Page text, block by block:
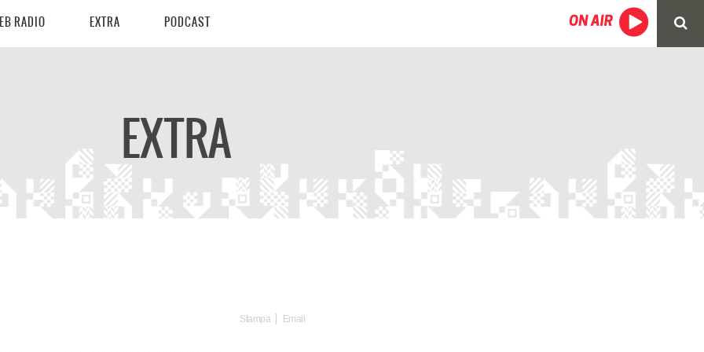
RADIO EXTRA PODCAST
EXTRA
Stampa Email